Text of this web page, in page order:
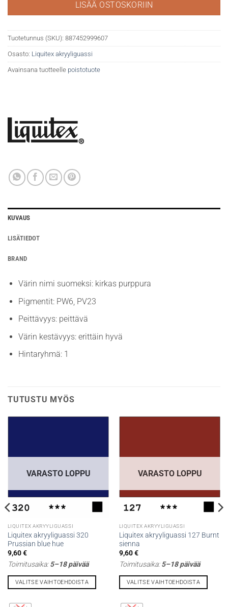
LISÄÄ OSTOSKORIIN
Tuotetunnus (SKU): 887452999607
Osasto: Liquitex akryyliguassi
Avainsana tuotteelle poistotuote
KUVAUS
LISÄTIEDOT
BRAND
Värin nimi suomeksi: kirkas purppura
Pigmentit: PW6, PV23
Peittävyys: peittävä
Värin kestävyys: erittäin hyvä
Hintaryhmä: 1
TUTUSTU MYÖS
VARASTO LOPPU
LIQUITEX AKRYYLIGUASSI
Liquitex akryyliguassi 320
Prussian blue hue
9,60€
Toimitusaika:5–18 päivää
VALITSE VAIHTOEHDOISTA
tuotteella
VARASTO LOPPU
LIQUITEX AKRYYLIGUASSI
Liquitex akryyliguassi 127 Burnt
sienna
9,60€
Toimitusaika:5–18 päivää
VALITSE VAIHTOEHDOISTA
tuotteella